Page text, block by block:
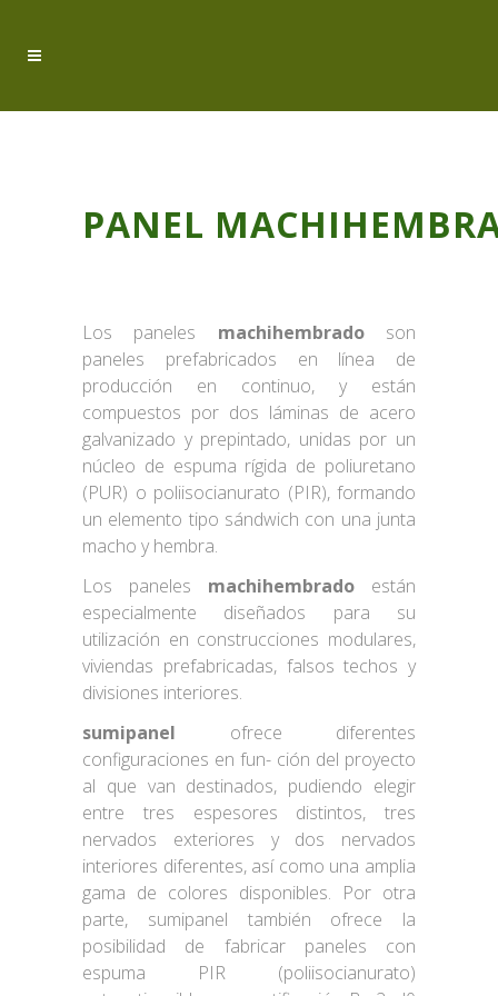
PANEL
Los paneles machihembradoson
paneles prefabricados en línea de
producción en continuo, y están
compuestos por dos láminas de acero
galvanizado y prepintado, unidas por un
núcleo de espuma rígida de poliuretano
(PUR) o poliisocianurato (PIR), formando
un elemento tipo sándwich con una junta
macho y hembra.
Los paneles machihembrado están
especialmente diseñados para su
utilización en construcciones modulares,
viviendas prefabricadas, falsos techos y
divisiones interiores.
sumipanel ofrece diferentes
configuraciones en fun- ción del proyecto
al que van destinados, pudiendo elegir
entre tres espesores distintos, tres
nervados exteriores y dos nervados
interiores diferentes, así como una amplia
gama de colores disponibles. Por otra
parte, sumipanel también ofrece la
posibilidad de fabricar paneles con
espuma PIR (poliisocianurato)